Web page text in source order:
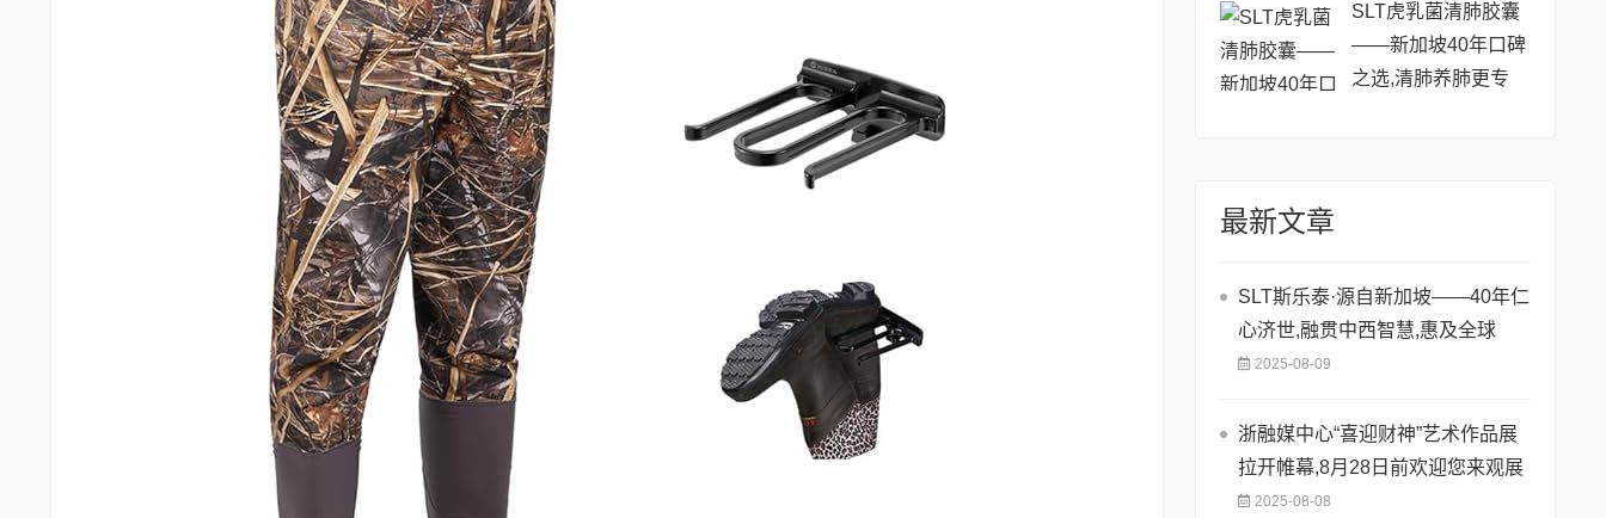
SLT虎乳菌清肺胶囊
——新加坡40年口碑
之选,清肺养肺更专
最新文章
SLT斯乐泰·源自新加坡——40年仁
心济世,融贯中西智慧,惠及全球
2025-08-09
浙融媒中心“喜迎财神”艺术作品展
拉开帷幕,8月28日前欢迎您来观展
2025-08-08